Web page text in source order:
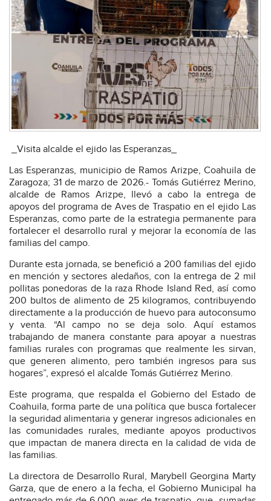
_Visita alcalde el ejido las Esperanzas_
Las Esperanzas, municipio de Ramos Arizpe, Coahuila de
Zaragoza; 31 de marzo de 2026.- Tomás Gutiérrez Merino,
alcalde de Ramos Arizpe, llevó a cabo la entrega de
apoyos del programa de Aves de Traspatio en el ejido Las
Esperanzas, como parte de la estrategia permanente para
fortalecer el desarrollo rural y mejorar la economía de las
familias del campo.
Durante esta jornada, se benefició a 200 familias del ejido
en mención y sectores aledaños, con la entrega de 2 mil
pollitas ponedoras de la raza Rhode Island Red, así como
200 bultos de alimento de 25 kilogramos, contribuyendo
directamente a la producción de huevo para autoconsumo
y venta. “Al campo no se deja solo. Aquí estamos
trabajando de manera constante para apoyar a nuestras
familias rurales con programas que realmente les sirvan,
que generen alimento, pero también ingresos para sus
hogares”, expresó el alcalde Tomás Gutiérrez Merino.
Este programa, que respalda el Gobierno del Estado de
Coahuila, forma parte de una política que busca fortalecer
la seguridad alimentaria y generar ingresos adicionales en
las comunidades rurales, mediante apoyos productivos
que impactan de manera directa en la calidad de vida de
las familias.
La directora de Desarrollo Rural, Marybell Georgina Marty
Garza, que de enero a la fecha, el Gobierno Municipal ha